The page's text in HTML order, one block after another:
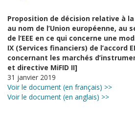
Proposition de décision relative à
au nom de l’Union européenne, au
de l’EEE en ce qui concerne une
IX (Services financiers) de l’accord
concernant les marchés
et directive MiFID II]
31 janvier 2019
Voir le document (en français) >>
Voir le document (en anglais) >>